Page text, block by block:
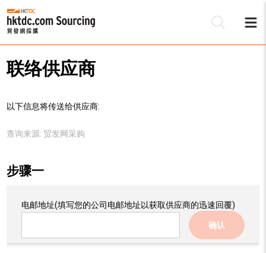
联络供应商
以下信息将传送给供应商:
查询来源: 贸发网采购
步骤一
电邮地址(填写您的公司电邮地址以获取供应商的迅速回覆)
确认